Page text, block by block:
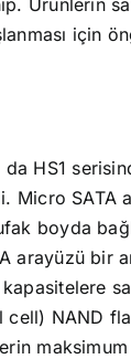
için
HS1
Micro SATA
boyda
arayüzü bir
NAND